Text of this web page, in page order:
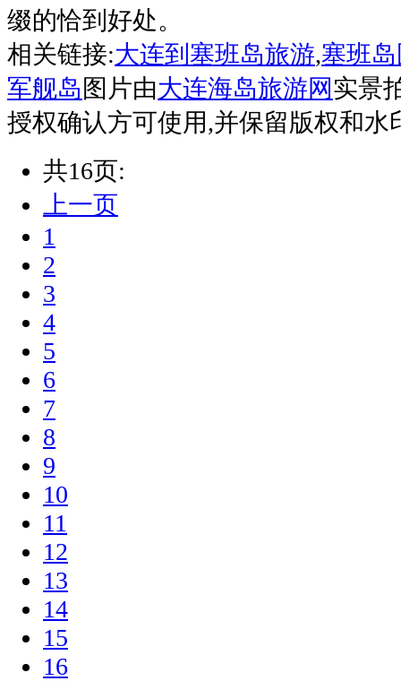
缀的恰到好处。
相关链接:大连到塞班岛旅游,塞班
军舰岛 图片由大连海岛旅游网实景
授权确认方可使用,并保留版权和水
共16页:
上一页
1
2
3
4
5
6
7
8
9
10
11
12
13
14
15
16